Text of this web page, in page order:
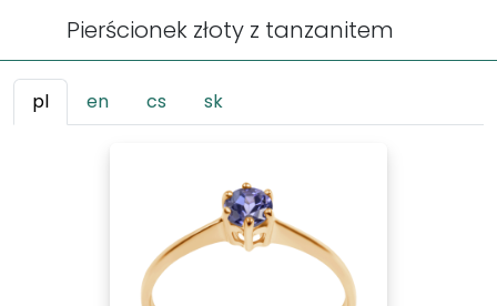
Pierścionek złoty z tanzanitem
pl en cs sk